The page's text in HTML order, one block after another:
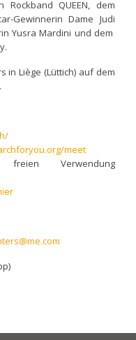
QUEEN, dem
Gewinnerin Dame Judi
Yusra Mardini und dem
in Liège (Lüttich) auf dem
meet
Verwendung